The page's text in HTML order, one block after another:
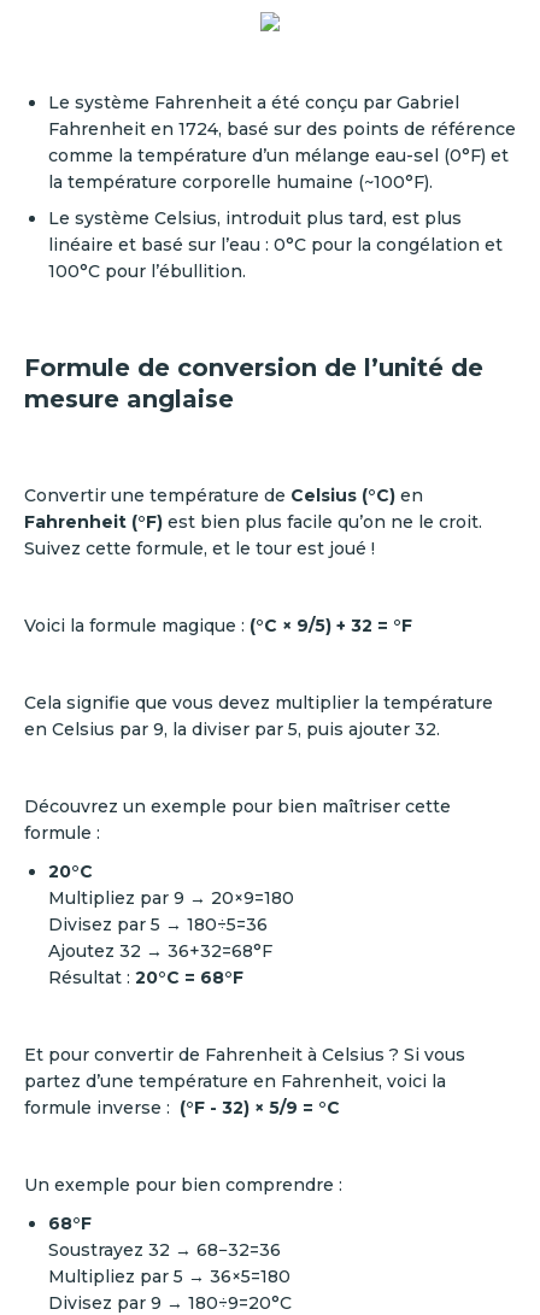
Le système Fahrenheit a été conçu par Gabriel
Fahrenheit en 1724, basé sur des points de référence
comme la température d’un mélange eau-sel (0°F) et
la température corporelle humaine (~100°F).
Le système Celsius, introduit plus tard, est plus
linéaire et basé sur l’eau : 0°C pour la congélation et
100°C pour l’ébullition.
Formule de conversion de l’unité de
mesure anglaise
Convertir une température de Celsius (°C) en
Fahrenheit (°F) est bien plus facile qu’on ne le croit.
Suivez cette formule, et le tour est joué !
Voici la formule magique : (°C × 9/5) + 32 = °F
Cela signifie que vous devez multiplier la température
en Celsius par 9, la diviser par 5, puis ajouter 32.
Découvrez un exemple pour bien maîtriser cette
formule :
20°C
Multipliez par 9 → 20×9=180
Divisez par 5 → 180÷5=36
Ajoutez 32 → 36+32=68°F
Résultat : 20°C = 68°F
Et pour convertir de Fahrenheit à Celsius ? Si vous
partez d’une température en Fahrenheit, voici la
formule inverse : (°F - 32) × 5/9 = °C
Un exemple pour bien comprendre :
68°F
Soustrayez 32 → 68−32=36
Multipliez par 5 → 36×5=180
Divisez par 9 → 180÷9=20°C